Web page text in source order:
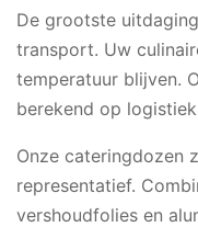
De grootste
transport. Uw
temperatuur blijven.
berekend op
Onze cateringdozen
representatief.
vershoudfolies en